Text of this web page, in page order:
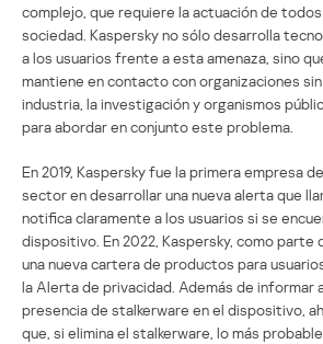
complejo, que requiere la actuación de
sociedad. Kaspersky no sólo desarrolla
a los usuarios frente a esta amenaza, sino
mantiene en contacto con organizaciones
industria, la investigación y organismos
para abordar en conjunto este problema.
En 2019, Kaspersky fue la primera empresa
sector en desarrollar una nueva alerta que
notifica claramente a los usuarios si se
dispositivo. En 2022, Kaspersky, como parte
una nueva cartera de productos para
la Alerta de privacidad. Además de informar
presencia de stalkerware en el dispositivo,
que, si elimina el stalkerware, lo más